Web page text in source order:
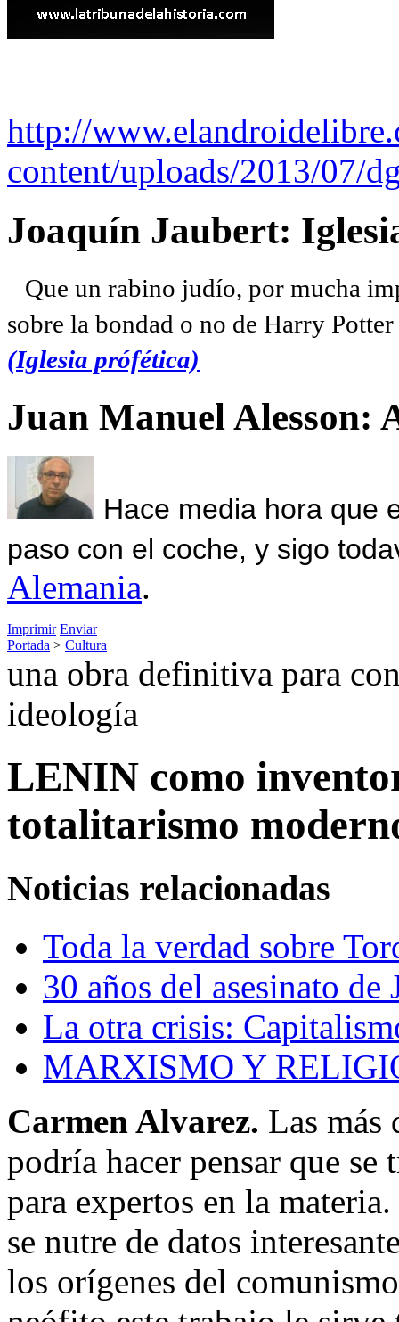
http://
content/uploads/2013/07/
Joaquín Jaubert:
Que un rabino judío, por mucha
sobre la bondad o no de Harry
(Iglesia prófética)
Juan Manuel Alesson:
Hace media hora que
paso con el coche, y sigo
Alemania.
Imprimir Enviar
Portada > Cultura
una obra definitiva para
ideología
LENIN como
totalitarismo
Noticias relacionadas
Toda la verdad sobre
30 años del asesinato de
La otra crisis:
MARXISMO Y
Carmen Alvarez. Las más
podría hacer pensar que se
para expertos en la
se nutre de datos
los orígenes del